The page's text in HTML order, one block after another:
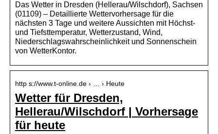
Das Wetter in Dresden (Hellerau/Wilschdorf), Sachsen
(01109) – Detaillierte Wettervorhersage für die
nächsten 3 Tage und weitere Aussichten mit Höchst-
und Tiefsttemperatur, Wetterzustand, Wind,
Niederschlagswahrscheinlichkeit und Sonnenschein
von WetterKontor.
http s://www.t-online.de › … › Heute
Wetter für Dresden,
Hellerau/Wilschdorf | Vorhersage
für heute